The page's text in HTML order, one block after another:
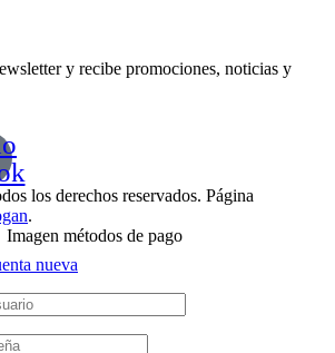
y recibe promociones, noticias y
los derechos reservados. Página
.
nueva